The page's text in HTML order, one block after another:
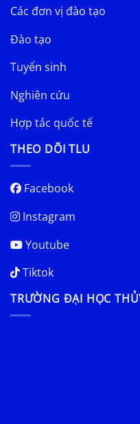
Các đơn vị đào tạo
Đào tạo
Tuyển sinh
Nghiên cứu
Hợp tác quốc tế
THEO DÕI TLU
Facebook
Instagram
Youtube
Tiktok
TRƯỜNG ĐẠI HỌC